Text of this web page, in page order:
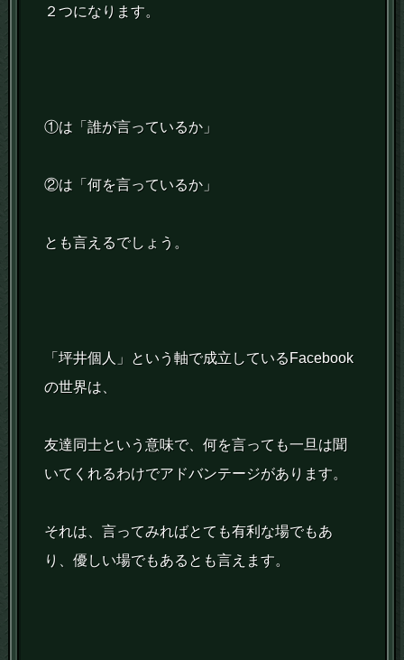
２つになります。
①は「誰が言っているか」
②は「何を言っているか」
とも言えるでしょう。
「坪井個人」という軸で成立しているFacebook
の世界は、
友達同士という意味で、何を言っても一旦は聞
いてくれるわけでアドバンテージがあります。
それは、言ってみればとても有利な場でもあ
り、優しい場でもあるとも言えます。